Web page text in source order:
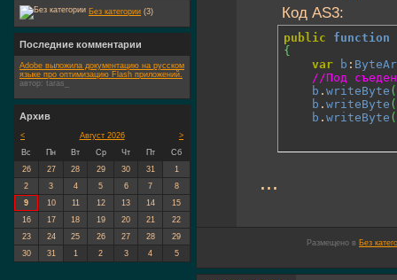
Код AS3:
public function
{
var
b :
//Под
b . writeByte (
b . writeByte (
b . writeByte (
...
Размещено в Без
Без категории (3)
Последние комментарии
Adobe выложила документацию на русском
языке про оптимизацию Flash приложений.
автор: taras_
Архив
< >
Август 2026
Вс
Пн Вт Ср Чт Пт
Сб
26
27 28 29 30 31
1
2
3 4 5 6 7
8
9
10 11 12 13 14
15
16
17 18 19 20 21
22
23
24 25 26 27 28
29
30
31 1 2 3 4 5